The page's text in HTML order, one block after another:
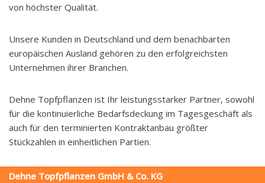
von höchster Qualität.
Unsere Kunden in Deutschland und dem benachbarten
europäischen Ausland gehören zu den erfolgreichsten
Unternehmen ihrer Branchen.
Dehne Topfpflanzen ist Ihr leistungsstarker Partner, sowohl
für die kontinuierliche Bedarfsdeckung im Tagesgeschäft als
auch für den terminierten Kontraktanbau größter
Stückzahlen in einheitlichen Partien.
Dehne Topfpflanzen GmbH & Co. KG